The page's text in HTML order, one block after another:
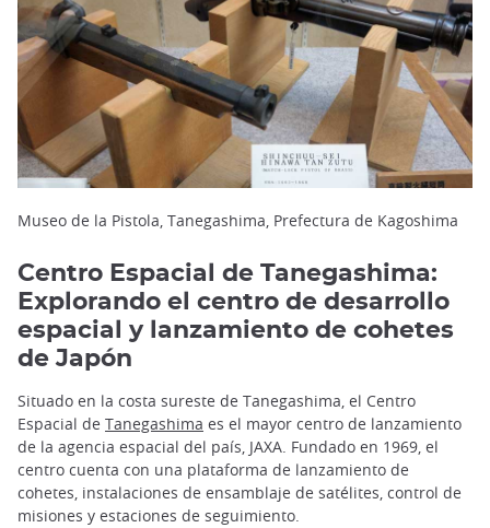
Museo de la Pistola, Tanegashima, Prefectura de Kagoshima
Centro Espacial de Tanegashima:
Explorando el centro de desarrollo
espacial y lanzamiento de cohetes
de Japón
Situado en la costa sureste de Tanegashima, el Centro
Espacial de Tanegashima es el mayor centro de lanzamiento
de la agencia espacial del país, JAXA. Fundado en 1969, el
centro cuenta con una plataforma de lanzamiento de
cohetes, instalaciones de ensamblaje de satélites, control de
misiones y estaciones de seguimiento.